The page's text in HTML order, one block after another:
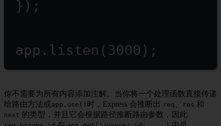
});
app. listen ( 3000 );
你不需要为所有内容添加注解。当你将一个处理函数直接传递
给路由方法或app.use() 时，Express 会推断出 req res 和
next 的类型，并且它会根据路径推断路由参数，因此